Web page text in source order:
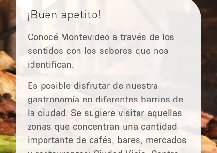
¡Buen apetito!
Conocé Montevideo a través de los
sentidos con los sabores que nos
identifican.
Es posible disfrutar de nuestra
gastronomía en diferentes barrios de
la ciudad. Se sugiere visitar aquellas
zonas que concentran una cantidad
importante de cafés, bares, mercados